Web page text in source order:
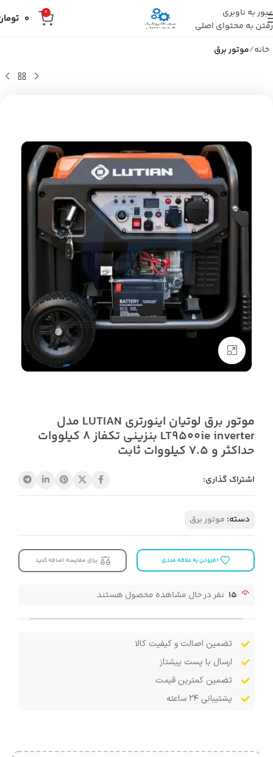
عبور به ناوبری
رفتن به محتوای اصلی
0
0
خانه موتور برق
بزرگنمایی تصویر
موتور برق لوتیان اینورتری LUTIAN مدل
LT9500ie inverter بنزینی تکفاز 8 کیلووات
حداکثر و 7.5 کیلووات ثابت
اشتراک گذاری:
دسته: موتور برق
افزودن به علاقه مندی برای مقایسه اضافه کنید
15 نفر در حال مشاهده محصول هستند
تضمین اصالت و کیفیت کالا
ارسال با پست پیشتاز
تضمین کمترین قیمت
پشتیبانی ۲۴ ساعته